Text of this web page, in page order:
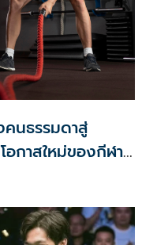
คนธรรมดาสู่
กาสใหม่ของกีฬา